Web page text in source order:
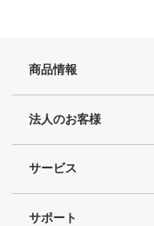
商品情報
法人のお客様
サービス
サポート